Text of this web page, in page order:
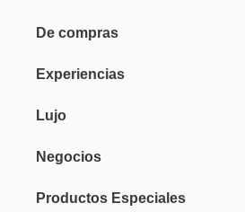
De compras
Experiencias
Lujo
Negocios
Productos Especiales